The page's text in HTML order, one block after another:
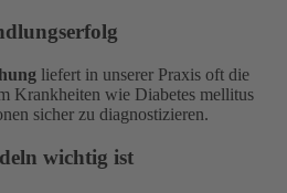
liefert in unserer Praxis oft die
Krankheiten wie Diabetes mellitus
sicher zu diagnostizieren.
wichtig ist